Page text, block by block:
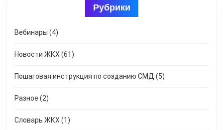
Рубрики
Вебинары (4)
Новости ЖКХ (61)
Пошаговая инструкция по созданию СМД (5)
Разное (2)
Словарь ЖКХ (1)